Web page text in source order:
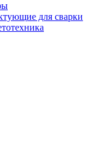
для сварки